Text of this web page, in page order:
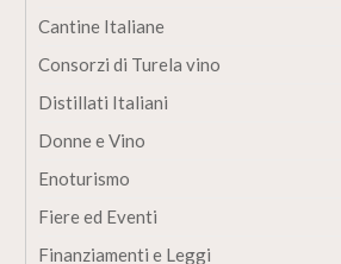
Cantine Italiane
Consorzi di Turela vino
Distillati Italiani
Donne e Vino
Enoturismo
Fiere ed Eventi
Finanziamenti e Leggi